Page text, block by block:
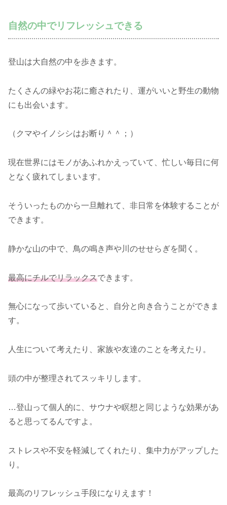
自然の中でリフレッシュできる
登山は大自然の中を歩きます。
たくさんの緑やお花に癒されたり、運がいいと野生の動物
にも出会います。
（クマやイノシシはお断り＾＾；）
現在世界にはモノがあふれかえっていて、忙しい毎日に何
となく疲れてしまいます。
そういったものから一旦離れて、非日常を体験することが
できます。
静かな山の中で、鳥の鳴き声や川のせせらぎを聞く。
最高にチルでリラックスできます。
無心になって歩いていると、自分と向き合うことができま
す。
人生について考えたり、家族や友達のことを考えたり。
頭の中が整理されてスッキリします。
…登山って個人的に、サウナや瞑想と同じような効果があ
ると思ってるんですよ。
ストレスや不安を軽減してくれたり、集中力がアップした
り。
最高のリフレッシュ手段になりえます！